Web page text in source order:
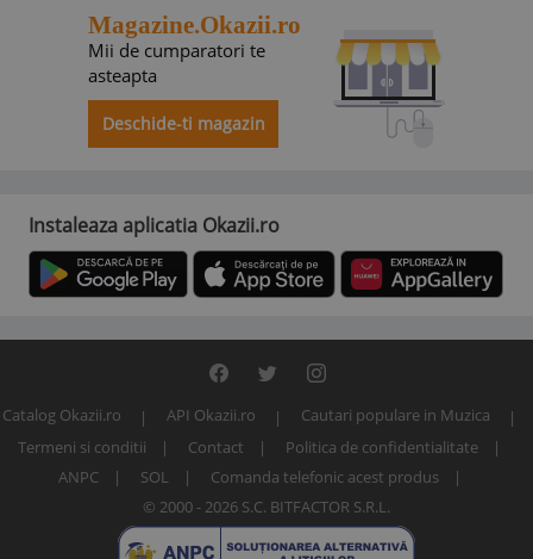
Magazine.Okazii.ro
Mii de cumparatori te
asteapta
Deschide-ti magazin
Instaleaza aplicatia Okazii.ro
Catalog Okazii.ro API Okazii.ro
Cautari populare in Muzica
Termeni si conditii
Contact
Politica de confidentialitate
ANPC
SOL
Comanda telefonic acest produs
© 2000 - 2026 S.C. BITFACTOR S.R.L.